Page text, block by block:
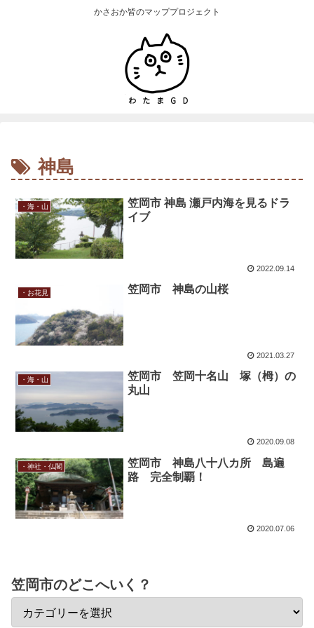
かさおか皆のマッププロジェクト
神島
・海・山
笠岡市 神島 瀬戸内海を見るドラ
イブ
2022.09.14
・お花見 笠岡市 神島の山桜
2021.03.27
・海・山
笠岡市 笠岡十名山 塚（栂）の
丸山
2020.09.08
・神社・仏閣
笠岡市 神島八十八カ所 島遍
路 完全制覇！
2020.07.06
笠岡市のどこへいく？